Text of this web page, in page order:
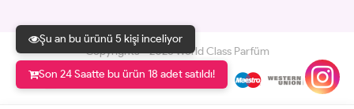
Şu an bu ürünü 5 kişi inceliyor
Son 24 Saatte bu ürün 18 adet satıldı!
Copyrights © 2026 World Class Parfüm